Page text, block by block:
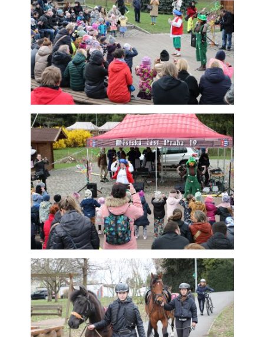
umožňují
měření výkonu
našeho webu
a našich
reklamních
kampaní.
Jejich pomocí
určujeme
počet návštěv
a zdroje
návštěv našich
internetových
stránek. Data
získaná
pomocí těchto
cookies
zpracováváme
souhrnně, bez
použití
identifikátorů,
které ukazují
na konkrétní
uživatelé
našeho webu.
Pokud
vypnete
používání
analytických
cookies ve
vztahu k Vaší